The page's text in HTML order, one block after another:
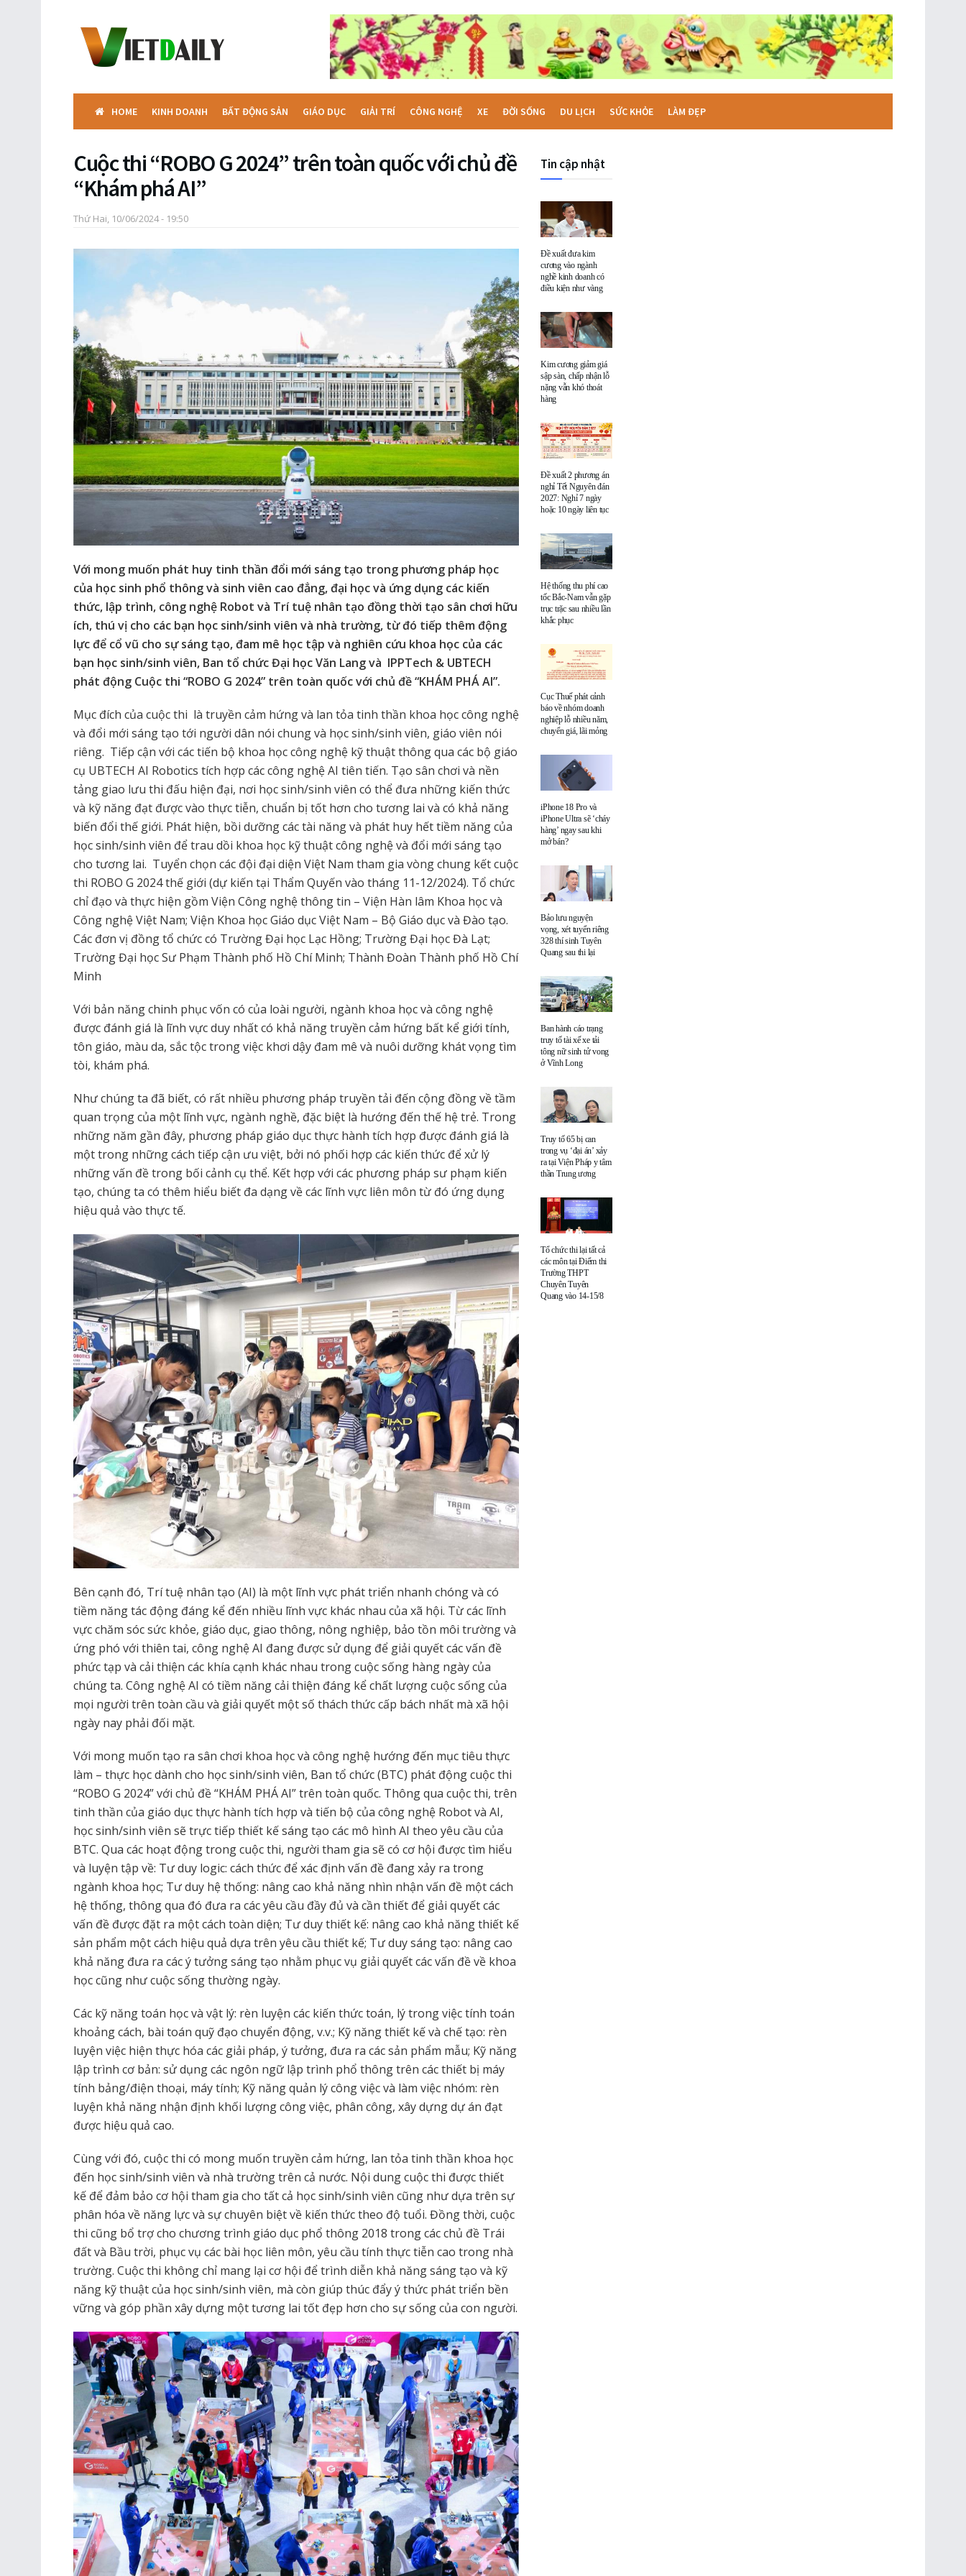
HOME KINH DOANH BẤT ĐỘNG SẢN GIÁO DỤC GIẢI TRÍ CÔNG NGHỆ XE ĐỜI SỐNG DU LỊCH SỨC KHỎE LÀM ĐẸP
Cuộc thi “ROBO G 2024” trên toàn quốc với chủ đề
“Khám phá AI”
Thứ Hai, 10/06/2024 - 19:50
Với mong muốn phát huy tinh thần đổi mới sáng tạo trong phương pháp học
của học sinh phổ thông và sinh viên cao đẳng, đại học và ứng dụng các kiến
thức, lập trình, công nghệ Robot và Trí tuệ nhân tạo đồng thời tạo sân chơi hữu
ích, thú vị cho các bạn học sinh/sinh viên và nhà trường, từ đó tiếp thêm động
lực để cổ vũ cho sự sáng tạo, đam mê học tập và nghiên cứu khoa học của các
bạn học sinh/sinh viên, Ban tổ chức Đại học Văn Lang và IPPTech & UBTECH
phát động Cuộc thi “ROBO G 2024” trên toàn quốc với chủ đề “KHÁM PHÁ AI”.
Mục đích của cuộc thi là truyền cảm hứng và lan tỏa tinh thần khoa học công nghệ
và đổi mới sáng tạo tới người dân nói chung và học sinh/sinh viên, giáo viên nói
riêng. Tiếp cận với các tiến bộ khoa học công nghệ kỹ thuật thông qua các bộ giáo
cụ UBTECH AI Robotics tích hợp các công nghệ AI tiên tiến. Tạo sân chơi và nền
tảng giao lưu thi đấu hiện đại, nơi học sinh/sinh viên có thể đưa những kiến thức
và kỹ năng đạt được vào thực tiễn, chuẩn bị tốt hơn cho tương lai và có khả năng
biến đổi thế giới. Phát hiện, bồi dưỡng các tài năng và phát huy hết tiềm năng của
học sinh/sinh viên để trau dồi khoa học kỹ thuật công nghệ và đổi mới sáng tạo
cho tương lai. Tuyển chọn các đội đại diện Việt Nam tham gia vòng chung kết cuộc
thi ROBO G 2024 thế giới (dự kiến tại Thẩm Quyến vào tháng 11-12/2024). Tổ chức
chỉ đạo và thực hiện gồm Viện Công nghệ thông tin – Viện Hàn lâm Khoa học và
Công nghệ Việt Nam; Viện Khoa học Giáo dục Việt Nam – Bộ Giáo dục và Đào tạo.
Các đơn vị đồng tổ chức có Trường Đại học Lạc Hồng; Trường Đại học Đà Lạt;
Trường Đại học Sư Phạm Thành phố Hồ Chí Minh; Thành Đoàn Thành phố Hồ Chí
Minh
Với bản năng chinh phục vốn có của loài người, ngành khoa học và công nghệ
được đánh giá là lĩnh vực duy nhất có khả năng truyền cảm hứng bất kể giới tính,
tôn giáo, màu da, sắc tộc trong việc khơi dậy đam mê và nuôi dưỡng khát vọng tìm
tòi, khám phá.
Như chúng ta đã biết, có rất nhiều phương pháp truyền tải đến cộng đồng về tầm
quan trọng của một lĩnh vực, ngành nghề, đặc biệt là hướng đến thế hệ trẻ. Trong
những năm gần đây, phương pháp giáo dục thực hành tích hợp được đánh giá là
một trong những cách tiếp cận ưu việt, bởi nó phối hợp các kiến thức để xử lý
những vấn đề trong bối cảnh cụ thể. Kết hợp với các phương pháp sư phạm kiến
tạo, chúng ta có thêm hiểu biết đa dạng về các lĩnh vực liên môn từ đó ứng dụng
hiệu quả vào thực tế.
Bên cạnh đó, Trí tuệ nhân tạo (AI) là một lĩnh vực phát triển nhanh chóng và có
tiềm năng tác động đáng kể đến nhiều lĩnh vực khác nhau của xã hội. Từ các lĩnh
vực chăm sóc sức khỏe, giáo dục, giao thông, nông nghiệp, bảo tồn môi trường và
ứng phó với thiên tai, công nghệ AI đang được sử dụng để giải quyết các vấn đề
phức tạp và cải thiện các khía cạnh khác nhau trong cuộc sống hàng ngày của
chúng ta. Công nghệ AI có tiềm năng cải thiện đáng kể chất lượng cuộc sống của
mọi người trên toàn cầu và giải quyết một số thách thức cấp bách nhất mà xã hội
ngày nay phải đối mặt.
Với mong muốn tạo ra sân chơi khoa học và công nghệ hướng đến mục tiêu thực
làm – thực học dành cho học sinh/sinh viên, Ban tổ chức (BTC) phát động cuộc thi
“ROBO G 2024” với chủ đề “KHÁM PHÁ AI” trên toàn quốc. Thông qua cuộc thi, trên
tinh thần của giáo dục thực hành tích hợp và tiến bộ của công nghệ Robot và AI,
học sinh/sinh viên sẽ trực tiếp thiết kế sáng tạo các mô hình AI theo yêu cầu của
BTC. Qua các hoạt động trong cuộc thi, người tham gia sẽ có cơ hội được tìm hiểu
và luyện tập về: Tư duy logic: cách thức để xác định vấn đề đang xảy ra trong
ngành khoa học; Tư duy hệ thống: nâng cao khả năng nhìn nhận vấn đề một cách
hệ thống, thông qua đó đưa ra các yêu cầu đầy đủ và cần thiết để giải quyết các
vấn đề được đặt ra một cách toàn diện; Tư duy thiết kế: nâng cao khả năng thiết kế
sản phẩm một cách hiệu quả dựa trên yêu cầu thiết kế; Tư duy sáng tạo: nâng cao
khả năng đưa ra các ý tưởng sáng tạo nhằm phục vụ giải quyết các vấn đề về khoa
học cũng như cuộc sống thường ngày.
Các kỹ năng toán học và vật lý: rèn luyện các kiến thức toán, lý trong việc tính toán
khoảng cách, bài toán quỹ đạo chuyển động, v.v.; Kỹ năng thiết kế và chế tạo: rèn
luyện việc hiện thực hóa các giải pháp, ý tưởng, đưa ra các sản phẩm mẫu; Kỹ năng
lập trình cơ bản: sử dụng các ngôn ngữ lập trình phổ thông trên các thiết bị máy
tính bảng/điện thoại, máy tính; Kỹ năng quản lý công việc và làm việc nhóm: rèn
luyện khả năng nhận định khối lượng công việc, phân công, xây dựng dự án đạt
được hiệu quả cao.
Cùng với đó, cuộc thi có mong muốn truyền cảm hứng, lan tỏa tinh thần khoa học
đến học sinh/sinh viên và nhà trường trên cả nước. Nội dung cuộc thi được thiết
kế để đảm bảo cơ hội tham gia cho tất cả học sinh/sinh viên cũng như dựa trên sự
phân hóa về năng lực và sự chuyên biệt về kiến thức theo độ tuổi. Đồng thời, cuộc
thi cũng bổ trợ cho chương trình giáo dục phổ thông 2018 trong các chủ đề Trái
đất và Bầu trời, phục vụ các bài học liên môn, yêu cầu tính thực tiễn cao trong nhà
trường. Cuộc thi không chỉ mang lại cơ hội để trình diễn khả năng sáng tạo và kỹ
năng kỹ thuật của học sinh/sinh viên, mà còn giúp thúc đẩy ý thức phát triển bền
vững và góp phần xây dựng một tương lai tốt đẹp hơn cho sự sống của con người.
Tin cập nhật
Đề xuất đưa kim
cương vào ngành
nghề kinh doanh có
điều kiện như vàng
Kim cương giảm giá
sập sàn, chấp nhận lỗ
nặng vẫn khó thoát
hàng
Đề xuất 2 phương án
nghỉ Tết Nguyên đán
2027: Nghỉ 7 ngày
hoặc 10 ngày liên tục
Hệ thống thu phí cao
tốc Bắc-Nam vẫn gặp
trục trặc sau nhiều lần
khắc phục
Cục Thuế phát cảnh
báo về nhóm doanh
nghiệp lỗ nhiều năm,
chuyển giá, lãi mỏng
iPhone 18 Pro và
iPhone Ultra sẽ ‘cháy
hàng’ ngay sau khi
mở bán?
Bảo lưu nguyện
vọng, xét tuyển riêng
328 thí sinh Tuyên
Quang sau thi lại
Ban hành cáo trạng
truy tố tài xế xe tải
tông nữ sinh tử vong
ở Vĩnh Long
Truy tố 65 bị can
trong vụ ‘đại án’ xảy
ra tại Viện Pháp y tâm
thần Trung ương
Tổ chức thi lại tất cả
các môn tại Điểm thi
Trường THPT
Chuyên Tuyên
Quang vào 14-15/8